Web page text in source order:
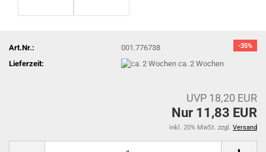
-35%
Art.Nr.:
001.776738
Lieferzeit:
ca. 2 Wochen
UVP 18,20 EUR
Nur 11,83 EUR
inkl. 20% MwSt. zzgl. Versand